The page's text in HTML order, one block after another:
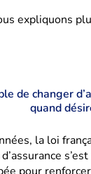
expliquons
de changer
quand
la loi